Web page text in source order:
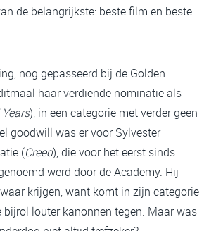
de belangrijkste: beste film en beste
nog gepasseerd bij de Golden
haar verdiende nominatie als
), in een categorie met verder geen
goodwill was er voor Sylvester
(Creed), die voor het eerst sinds
werd door de Academy. Hij
krijgen, want komt in zijn categorie
bijrol louter kanonnen tegen. Maar was